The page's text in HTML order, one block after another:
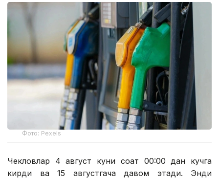
Фото: Pexels
Чекловлар 4 август куни соат 00:00 дан кучга
кирди ва 15 августгача давом этади. Энди